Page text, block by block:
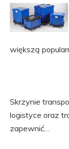
większą
Skrzynie
logistyce oraz
zapewnić…